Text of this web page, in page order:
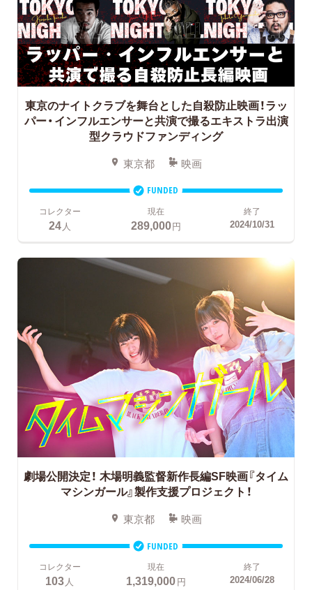
東京のナイトクラブを舞台とした自殺防止映画！ラッ
パー・インフルエンサーと共演で撮るエキストラ出演
型クラウドファンディング
東京都 映画
FUNDED
コレクター
24 人
現在
289,000円
終了
2024/10/31
劇場公開決定！ 木場明義監督新作長編SF映画『タイム
マシンガール』製作支援プロジェクト！
東京都 映画
FUNDED
コレクター
103人
現在
1,319,000円
終了
2024/06/28